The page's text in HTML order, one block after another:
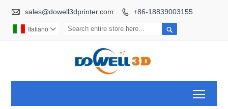
 sales@dowell3dprinter.com  +86-18839003155

Italiano 